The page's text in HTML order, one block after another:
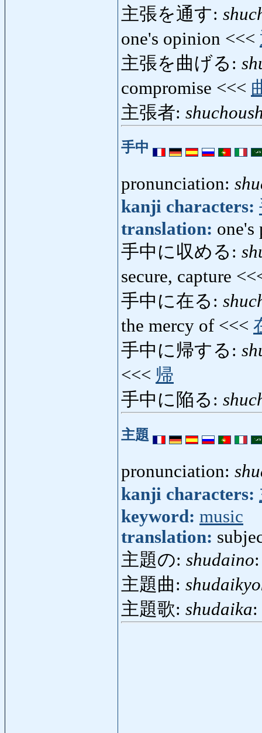
主張を通す:
one's opinion <<<
主張を曲げる:
compromise <<<
主張者:
手中
pronunciation:
kanji characters:
translation: one's
手中に収める:
secure, capture
手中に在る:
the mercy of <<<
手中に帰する:
<<< 帰
手中に陥る:
主題
pronunciation:
kanji characters:
keyword: music
translation:
主題の: shudaino
主題曲:
主題歌: shudaika